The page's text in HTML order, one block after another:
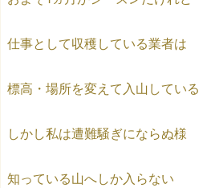
仕事として収穫している業者は
標高・場所を変えて入山している
しかし私は遭難騒ぎにならぬ様
知っている山へしか入らない